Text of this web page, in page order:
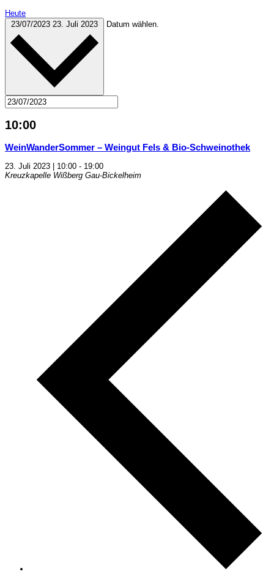
Heute
23/07/2023 23. Juli 2023 Datum wählen.
10:00
WeinWanderSommer – Weingut Fels & Bio-Schweinothek
23. Juli 2023 | 10:00 - 19:00
Kreuzkapelle Wißberg Gau-Bickelheim